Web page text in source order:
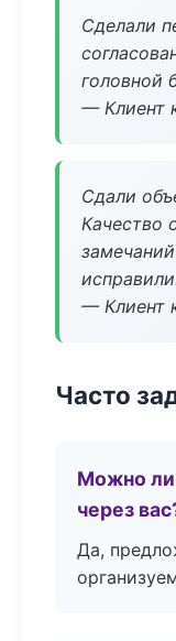
Сделали
головной
— Клиент
Сдали
Качество
— Клиент
Часто
Можно ли
через
Да,